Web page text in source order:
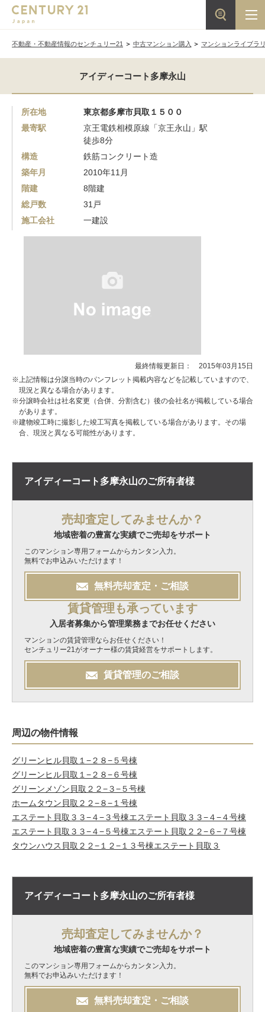
不動産・不動産情報のセンチュリー21 中古マンション購入 マンションライブラ
アイディーコート多摩永山
所在地
東京都多摩市貝取１５００
最寄駅
京王電鉄相模原線「京王永山」駅
徒歩8分
構造
鉄筋コンクリート造
築年月
2010年11月
階建
8階建
総戸数
31戸
施工会社
一建設
最終情報更新日： 2015年03月15日
※上記情報は分譲当時のパンフレット掲載内容などを記載していますので、
現況と異なる場合があります。
※分譲時会社は社名変更（合併、分割含む）後の会社名が掲載している場合
があります。
※建物竣工時に撮影した竣工写真を掲載している場合があります。その場
合、現況と異なる可能性があります。
アイディーコート多摩永山のご所有者様
売却査定してみませんか？
地域密着の豊富な実績でご売却をサポート
このマンション専用フォームからカンタン入力。
無料でお申込みいただけます！
無料売却査定・ご相談
賃貸管理も承っています
入居者募集から管理業務までお任せください
マンションの賃貸管理ならお任せください！
センチュリー21がオーナー様の賃貸経営をサポートします。
賃貸管理のご相談
周辺の物件情報
グリーンヒル貝取１−２８−５号棟
グリーンヒル貝取１−２８−６号棟
グリーンメゾン貝取２２−３−５号棟
ホームタウン貝取２２−８−１号棟
エステート貝取３３−４−３号棟エステート貝取３３−４−４号棟
エステート貝取３３−４−５号棟エステート貝取２２−６−７号棟
タウンハウス貝取２２−１２−１３号棟エステート貝取３
アイディーコート多摩永山のご所有者様
売却査定してみませんか？
地域密着の豊富な実績でご売却をサポート
このマンション専用フォームからカンタン入力。
無料でお申込みいただけます！
無料売却査定・ご相談